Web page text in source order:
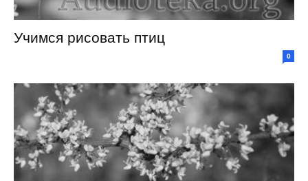
Учимся рисовать птиц
0